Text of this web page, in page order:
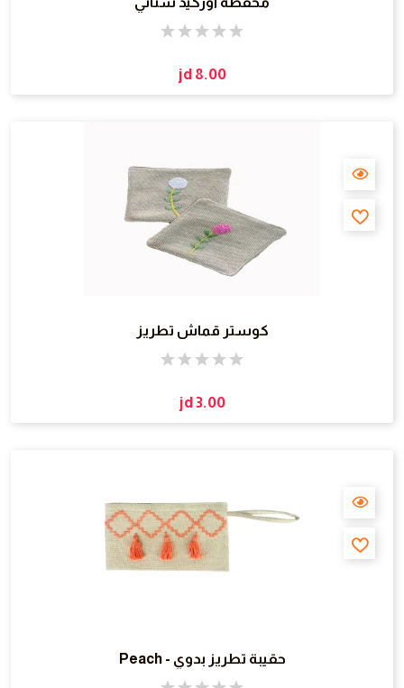
jd 8.00
كوستر قماش تطريز
jd 3.00
حقيبة تطريز بدوي - Peach